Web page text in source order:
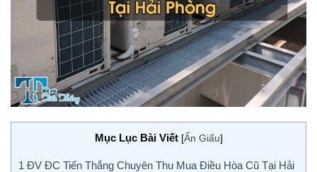
Mục Lục Bài Viết [Ẩn Giấu]
1 ĐV ĐC Tiến Thắng Chuyên Thu Mua Điều Hòa Cũ Tại Hải